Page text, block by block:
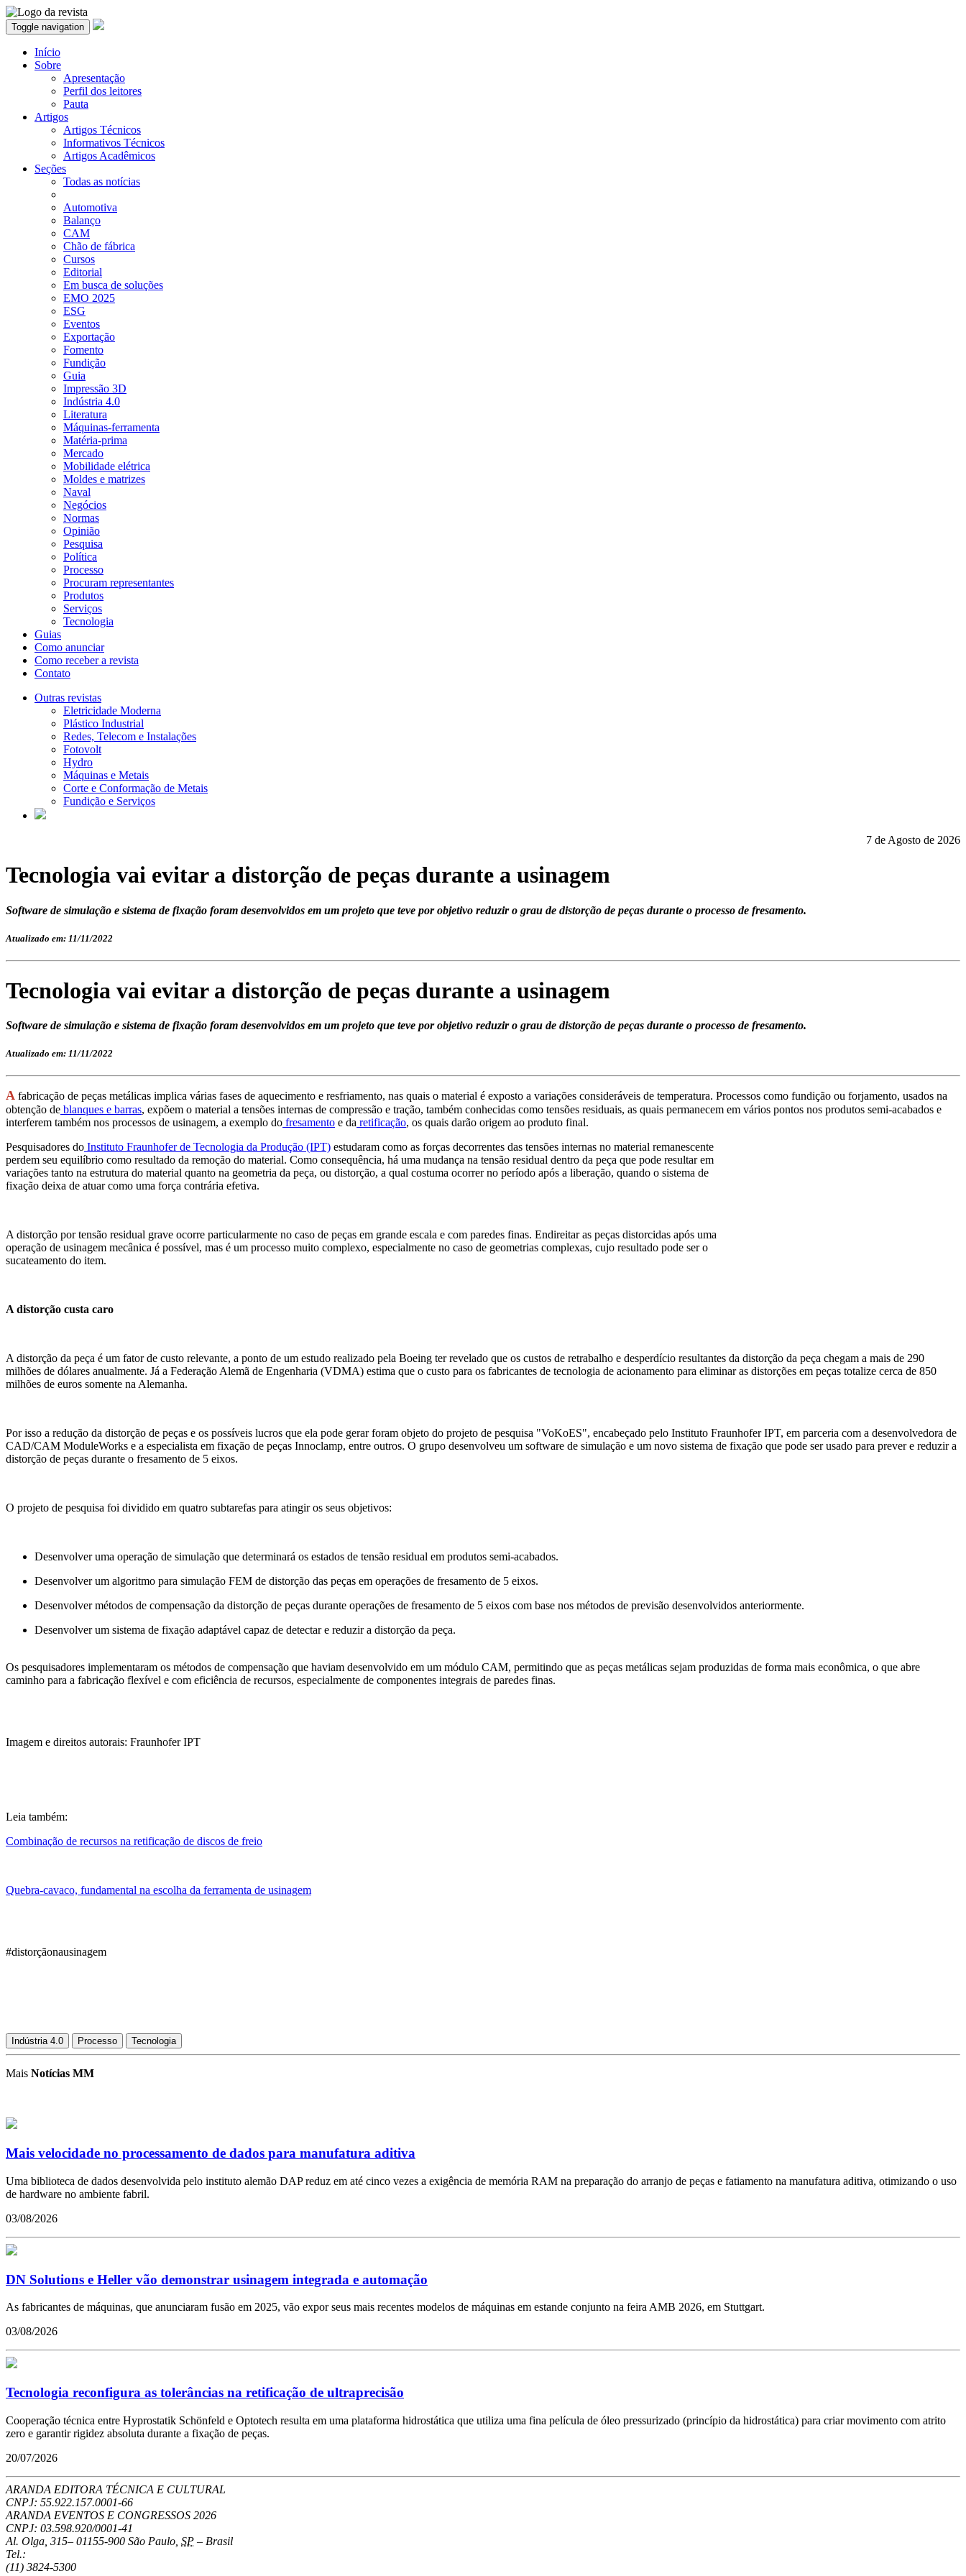
Toggle navigation
Início
Sobre
Apresentação
Perfil dos leitores
Pauta
Artigos
Artigos Técnicos
Informativos Técnicos
Artigos Acadêmicos
Seções
Todas as notícias
Automotiva
Balanço
CAM
Chão de fábrica
Cursos
Editorial
Em busca de soluções
EMO 2025
ESG
Eventos
Exportação
Fomento
Fundição
Guia
Impressão 3D
Indústria 4.0
Literatura
Máquinas-ferramenta
Matéria-prima
Mercado
Mobilidade elétrica
Moldes e matrizes
Naval
Negócios
Normas
Opinião
Pesquisa
Política
Processo
Procuram representantes
Produtos
Serviços
Tecnologia
Guias
Como anunciar
Como receber a revista
Contato
Outras revistas
Eletricidade Moderna
Plástico Industrial
Redes, Telecom e Instalações
Fotovolt
Hydro
Máquinas e Metais
Corte e Conformação de Metais
Fundição e Serviços
7 de Agosto de 2026
Tecnologia vai evitar a distorção de peças durante a usinagem
Software de simulação e sistema de fixação foram desenvolvidos em um projeto que teve por objetivo reduzir o grau de distorção de peças durante o processo de fresamento.
Atualizado em: 11/11/2022
Tecnologia vai evitar a distorção de peças durante a usinagem
Software de simulação e sistema de fixação foram desenvolvidos em um projeto que teve por objetivo reduzir o grau de distorção de peças durante o processo de fresamento.
Atualizado em: 11/11/2022
A fabricação de peças metálicas implica várias fases de aquecimento e resfriamento, nas quais o material é exposto a variações consideráveis de temperatura. Processos como fundição ou forjamento, usados na
obtenção de blanques e barras, expõem o material a tensões internas de compressão e tração, também conhecidas como tensões residuais, as quais permanecem em vários pontos nos produtos semi-acabados e
interferem também nos processos de usinagem, a exemplo do fresamento e da retificação, os quais darão origem ao produto final.
Pesquisadores do Instituto Fraunhofer de Tecnologia da Produção (IPT) estudaram como as forças decorrentes das tensões internas no material remanescente
perdem seu equilíbrio como resultado da remoção do material. Como consequência, há uma mudança na tensão residual dentro da peça que pode resultar em
variações tanto na estrutura do material quanto na geometria da peça, ou distorção, a qual costuma ocorrer no período após a liberação, quando o sistema de
fixação deixa de atuar como uma força contrária efetiva.
A distorção por tensão residual grave ocorre particularmente no caso de peças em grande escala e com paredes finas. Endireitar as peças distorcidas após uma
operação de usinagem mecânica é possível, mas é um processo muito complexo, especialmente no caso de geometrias complexas, cujo resultado pode ser o
sucateamento do item.
A distorção custa caro
A distorção da peça é um fator de custo relevante, a ponto de um estudo realizado pela Boeing ter revelado que os custos de retrabalho e desperdício resultantes da distorção da peça chegam a mais de 290
milhões de dólares anualmente. Já a Federação Alemã de Engenharia (VDMA) estima que o custo para os fabricantes de tecnologia de acionamento para eliminar as distorções em peças totalize cerca de 850
milhões de euros somente na Alemanha.
Por isso a redução da distorção de peças e os possíveis lucros que ela pode gerar foram objeto do projeto de pesquisa "VoKoES", encabeçado pelo Instituto Fraunhofer IPT, em parceria com a desenvolvedora de
CAD/CAM ModuleWorks e a especialista em fixação de peças Innoclamp, entre outros. O grupo desenvolveu um software de simulação e um novo sistema de fixação que pode ser usado para prever e reduzir a
distorção de peças durante o fresamento de 5 eixos.
O projeto de pesquisa foi dividido em quatro subtarefas para atingir os seus objetivos:
Desenvolver uma operação de simulação que determinará os estados de tensão residual em produtos semi-acabados.
Desenvolver um algoritmo para simulação FEM de distorção das peças em operações de fresamento de 5 eixos.
Desenvolver métodos de compensação da distorção de peças durante operações de fresamento de 5 eixos com base nos métodos de previsão desenvolvidos anteriormente.
Desenvolver um sistema de fixação adaptável capaz de detectar e reduzir a distorção da peça.
Os pesquisadores implementaram os métodos de compensação que haviam desenvolvido em um módulo CAM, permitindo que as peças metálicas sejam produzidas de forma mais econômica, o que abre
caminho para a fabricação flexível e com eficiência de recursos, especialmente de componentes integrais de paredes finas.
Imagem e direitos autorais: Fraunhofer IPT
Leia também:
Combinação de recursos na retificação de discos de freio
Quebra-cavaco, fundamental na escolha da ferramenta de usinagem
#distorçãonausinagem
Indústria 4.0 Processo Tecnologia
Mais Notícias MM
Mais velocidade no processamento de dados para manufatura aditiva
Uma biblioteca de dados desenvolvida pelo instituto alemão DAP reduz em até cinco vezes a exigência de memória RAM na preparação do arranjo de peças e fatiamento na manufatura aditiva, otimizando o uso
de hardware no ambiente fabril.
03/08/2026
DN Solutions e Heller vão demonstrar usinagem integrada e automação
As fabricantes de máquinas, que anunciaram fusão em 2025, vão expor seus mais recentes modelos de máquinas em estande conjunto na feira AMB 2026, em Stuttgart.
03/08/2026
Tecnologia reconfigura as tolerâncias na retificação de ultraprecisão
Cooperação técnica entre Hyprostatik Schönfeld e Optotech resulta em uma plataforma hidrostática que utiliza uma fina película de óleo pressurizado (princípio da hidrostática) para criar movimento com atrito
zero e garantir rigidez absoluta durante a fixação de peças.
20/07/2026
ARANDA EDITORA TÉCNICA E CULTURAL
CNPJ: 55.922.157.0001-66
ARANDA EVENTOS E CONGRESSOS 2026
CNPJ: 03.598.920/0001-41
Al. Olga, 315– 01155-900 São Paulo SP – Brasil
Tel.:
(11) 3824-5300